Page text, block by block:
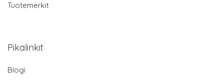
Tuotemerkit
Pikalinkit
Blogi